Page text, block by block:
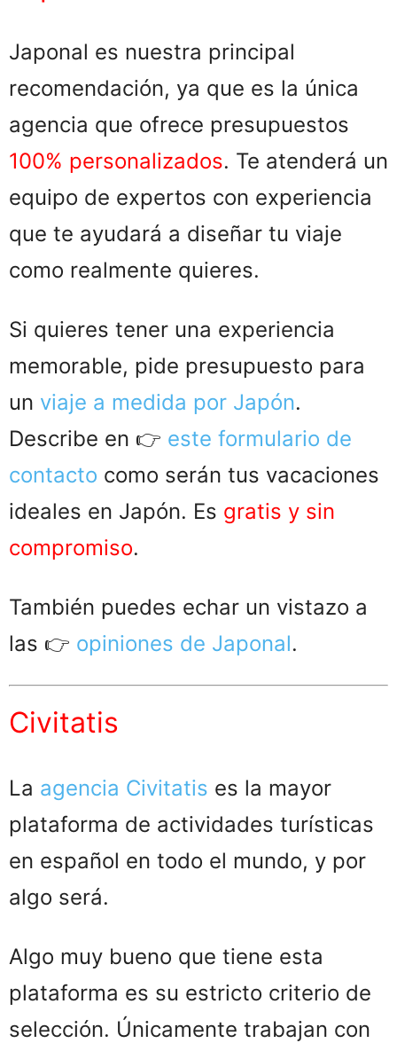
Japonal es nuestra principal
recomendación, ya que es la única
agencia que ofrece presupuestos
100% personalizados. Te atenderá un
equipo de expertos con experiencia
que te ayudará a diseñar tu viaje
como realmente quieres.
Si quieres tener una experiencia
memorable, pide presupuesto para
un viaje a medida por Japón.
Describe en 👉 este formulario de
contacto como serán tus vacaciones
ideales en Japón. Es gratis y sin
compromiso.
También puedes echar un vistazo a
las 👉 opiniones de Japonal.
Civitatis
La agencia Civitatis es la mayor
plataforma de actividades turísticas
en español en todo el mundo, y por
algo será.
Algo muy bueno que tiene esta
plataforma es su estricto criterio de
selección. Únicamente trabajan con